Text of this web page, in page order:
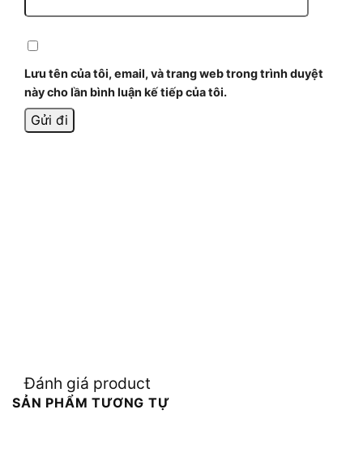
Lưu tên của tôi, email, và trang web trong trình duyệt
này cho lần bình luận kế tiếp của tôi.
Đánh giá product
SẢN PHẨM TƯƠNG TỰ